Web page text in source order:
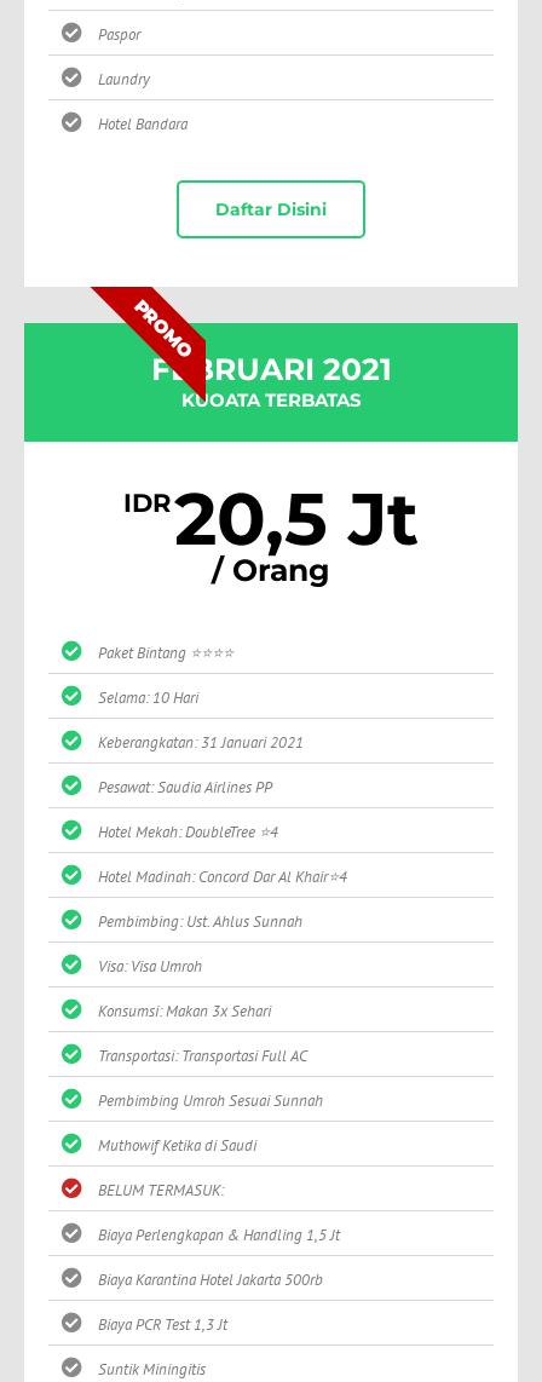
Paspor
Laundry
Hotel Bandara
Daftar Disini
PROMO
FEBRUARI 2021
KUOATA TERBATAS
IDR20,5 Jt
/ Orang
Paket Bintang ⭐⭐⭐⭐
Selama: 10 Hari
Keberangkatan: 31 Januari 2021
Pesawat: Saudia Airlines PP
Hotel Mekah: DoubleTree ⭐4
Hotel Madinah: Concord Dar Al Khair⭐4
Pembimbing: Ust. Ahlus Sunnah
Visa: Visa Umroh
Konsumsi: Makan 3x Sehari
Transportasi: Transportasi Full AC
Pembimbing Umroh Sesuai Sunnah
Muthowif Ketika di Saudi
BELUM TERMASUK:
Biaya Perlengkapan & Handling 1,5 Jt
Biaya Karantina Hotel Jakarta 500rb
Biaya PCR Test 1,3 Jt
Suntik Miningitis